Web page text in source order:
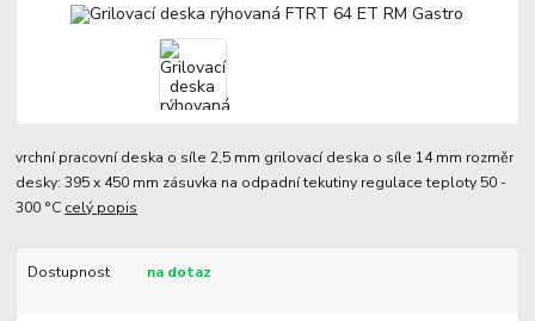
vrchní pracovní deska o síle 2,5 mm grilovací deska o síle 14 mm rozměr
desky: 395 x 450 mm zásuvka na odpadní tekutiny regulace teploty 50 -
300 °C celý popis
Dostupnost na dotaz